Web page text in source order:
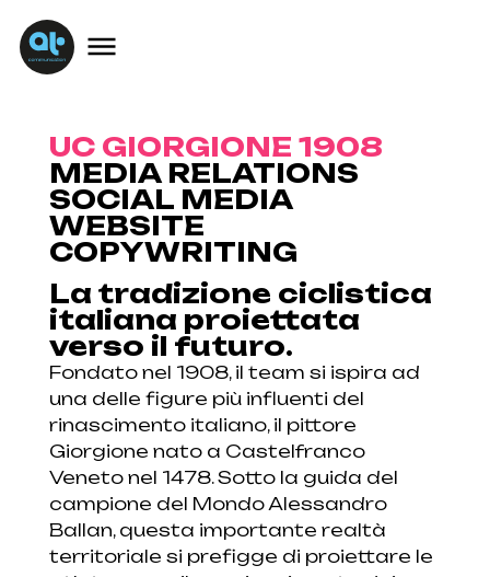
UC GIORGIONE 1908
MEDIA RELATIONS
SOCIAL MEDIA
WEBSITE
COPYWRITING
La tradizione ciclistica
italiana proiettata
verso il futuro.
Fondato nel 1908, il team si ispira ad
una delle figure più influenti del
rinascimento italiano, il pittore
Giorgione nato a Castelfranco
Veneto nel 1478. Sotto la guida del
campione del Mondo Alessandro
Ballan, questa importante realtà
territoriale si prefigge di proiettare le